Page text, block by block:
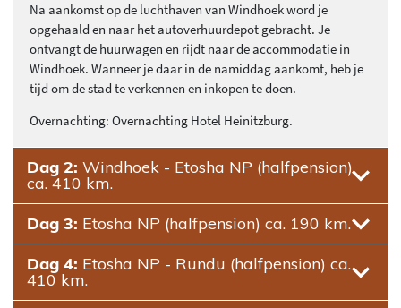
Na aankomst op de luchthaven van Windhoek word je
opgehaald en naar het autoverhuurdepot gebracht. Je
ontvangt de huurwagen en rijdt naar de accommodatie in
Windhoek. Wanneer je daar in de namiddag aankomt, heb je
tijd om de stad te verkennen en inkopen te doen.
Overnachting: Overnachting Hotel Heinitzburg.
Dag 2: Windhoek - Etosha NP (halfpension)
ca. 410 km.
Dag 3: Etosha NP (halfpension) ca. 190 km.
Dag 4: Etosha NP - Rundu (halfpension) ca.
410 km.